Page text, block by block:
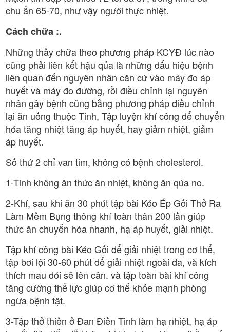
chu ẩn 65-70, như vậy người thực nhiệt.
Cách chữa :.
Những thầy chữa theo phương pháp KCYĐ lúc nào
cũng phải liên kết hậu qủa là những dấu hiệu bệnh
liên quan đến nguyên nhân căn cứ vào máy đo áp
huyết và máy đo đường, rồi điều chỉnh lại nguyên
nhân gây bệnh cũng bằng phương pháp điều chỉnh
lại ăn uống thuộc Tinh, Tập luyện khí công để chuyển
hóa tăng nhiệt tăng áp huyết, hay giảm nhiệt, giảm
áp huyết.
Số thứ 2 chỉ van tim, không có bệnh cholesterol.
1-Tinh không ăn thức ăn nhiệt, không ăn qúa no.
2-Khí, sau khi ăn 30 phút tập bài Kéo Ép Gối Thở Ra
Làm Mềm Bụng thông khí toàn thân 200 lần giúp
thức ăn chuyển hóa nhanh, hạ áp huyết, giải nhiệt.
Tập khí công bài Kéo Gối để giải nhiệt trong cơ thể,
tập bơi lội 30-60 phút để giải nhiệt ngoài da, và kích
thích mau đói sẽ lên cân. và tập toàn bài khí công
tăng cường thể lực giúp cơ thể khỏe mạnh phòng
ngừa bệnh tật.
3-Tập thở thiền ở Đan Điền Tinh làm hạ nhiệt, hạ áp